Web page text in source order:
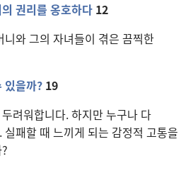
권리를 옹호하다 12
와 그의 자녀들이 겪은 끔찍한
있을까? 19
려워합니다. 하지만 누구나 다
패할 때 느끼게 되는 감정적 고통을